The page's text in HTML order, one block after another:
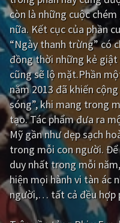
Giật gân
Bí ẩn
Viễn Tây
GameShow
QUỐC GIA
Âu - Mỹ
Hàn Quốc
Ấn Độ
còn là những cuộc
nữa. Kết cục của phần
“Ngày thanh trừng” có
đồng thời những kẻ
cũng sẽ lộ mặt.Phần
năm 2013 đã khiến
sóng”, khi mang trong
tạo. Tác phẩm đưa ra
Mỹ gần như dẹp sạch
trong mỗi con người.
duy nhất trong mỗi
hiện mọi hành vi tàn ác
người,… tất cả đều hợp